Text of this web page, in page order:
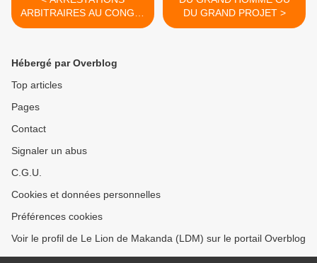
ARBITRAIRES AU CONGO-
BRAZZAVILLE
DU GRAND PROJET >
Hébergé par Overblog
Top articles
Pages
Contact
Signaler un abus
C.G.U.
Cookies et données personnelles
Préférences cookies
Voir le profil de Le Lion de Makanda (LDM) sur le portail Overblog